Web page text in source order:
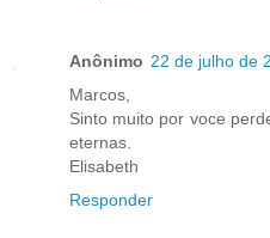
Anônimo 22 de julho de
Marcos,
Sinto muito por voce
eternas.
Elisabeth
Responder